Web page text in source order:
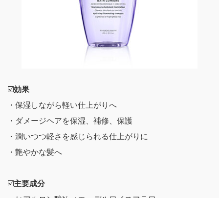
☑️効果
・保湿しながら軽い仕上がりへ
・ダメージヘアを保湿、補修、保護
・潤いつつ軽さを感じられる仕上がりに
・艶やかな髪へ
☑️主要成分